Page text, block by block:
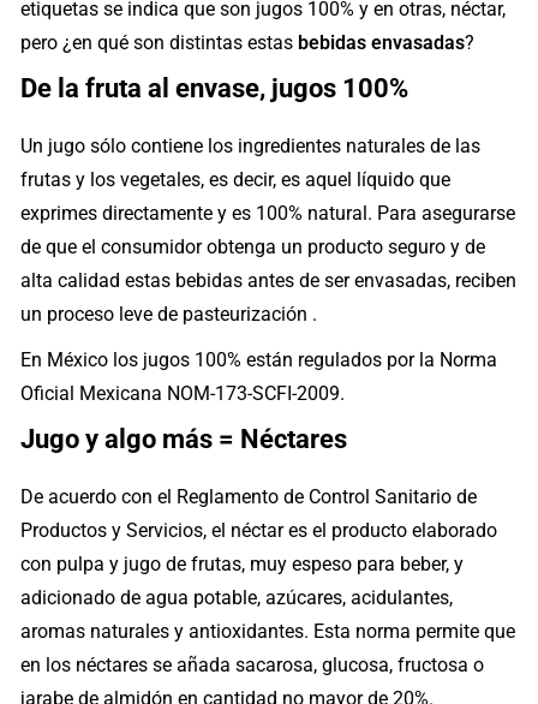
etiquetas se indica que son jugos 100% y en otras, néctar,
pero ¿en qué son distintas estas bebidas envasadas?
De la fruta al envase, jugos 100%
Un jugo sólo contiene los ingredientes naturales de las
frutas y los vegetales, es decir, es aquel líquido que
exprimes directamente y es 100% natural. Para asegurarse
de que el consumidor obtenga un producto seguro y de
alta calidad estas bebidas antes de ser envasadas, reciben
un proceso leve de pasteurización .
En México los jugos 100% están regulados por la Norma
Oficial Mexicana NOM-173-SCFI-2009.
Jugo y algo más = Néctares
De acuerdo con el Reglamento de Control Sanitario de
Productos y Servicios, el néctar es el producto elaborado
con pulpa y jugo de frutas, muy espeso para beber, y
adicionado de agua potable, azúcares, acidulantes,
aromas naturales y antioxidantes. Esta norma permite que
en los néctares se añada sacarosa, glucosa, fructosa o
jarabe de almidón en cantidad no mayor de 20%.